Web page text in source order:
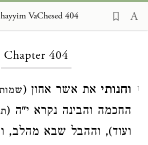
VaChesed 404
Chapter 404
1 וחנותי את אשר אחון (
החכמה והבינה נקרא י"ה (
ועוד), וההבל שבא מהלב,